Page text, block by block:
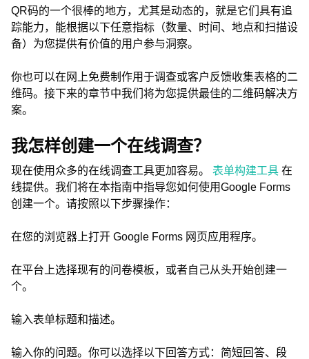
QR码的一个很棒的地方，尤其是动态的，就是它们具有追
踪能力，能根据以下任意指标（数量、时间、地点和扫描设
备）为您提供有价值的用户参与洞察。
你也可以在网上免费制作用于调查或客户反馈收集表格的二
维码。接下来的章节中我们将为您提供最佳的二维码解决方
案。
我怎样创建一个在线调查？
现在使用众多的在线调查工具更加容易。 表单构建工具 在
线提供。我们将在本指南中指导您如何使用Google Forms
创建一个。请按照以下步骤操作：
在您的浏览器上打开 Google Forms 网页应用程序。
在平台上选择现有的问卷模板，或者自己从头开始创建一
个。
输入表单标题和描述。
输入你的问题。你可以选择以下回答方式：简短回答、段